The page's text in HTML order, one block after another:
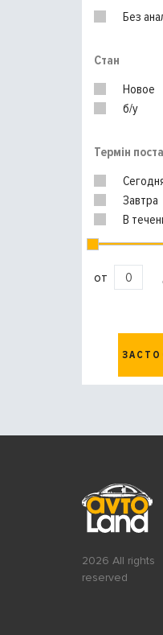
Без
Стан
Новое
б/у
Термін
Завтра
В
от
2026 All rights
reserved